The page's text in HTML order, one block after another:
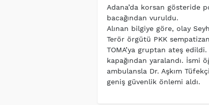
Adana’da korsan gösteride
bacağından vuruldu.
Alınan bilgiye göre, olay
Terör örgütü PKK
TOMA’ya gruptan ateş
kapağından yaralandı. İsmi
ambulansla Dr. Aşkım
geniş güvenlik önlemi aldı.